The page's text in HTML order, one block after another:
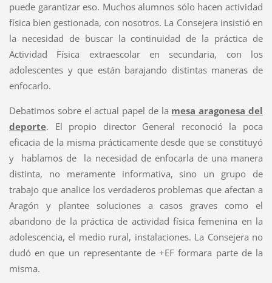
puede garantizar eso. Muchos alumnos sólo hacen actividad
física bien gestionada, con nosotros. La Consejera insistió en
la necesidad de buscar la continuidad de la práctica de
Actividad Física extraescolar en secundaria, con los
adolescentes y que están barajando distintas maneras de
enfocarlo.
Debatimos sobre el actual papel de la mesa aragonesa del
deporte. El propio director General reconoció la poca
eficacia de la misma prácticamente desde que se constituyó
y hablamos de la necesidad de enfocarla de una manera
distinta, no meramente informativa, sino un grupo de
trabajo que analice los verdaderos problemas que afectan a
Aragón y plantee soluciones a casos graves como el
abandono de la práctica de actividad física femenina en la
adolescencia, el medio rural, instalaciones. La Consejera no
dudó en que un representante de +EF formara parte de la
misma.